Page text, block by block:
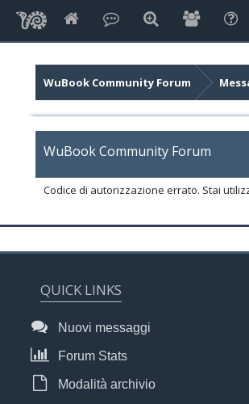
WuBook Community Forum
WuBook Community Forum
Codice di autorizzazione errato. Stai
QUICK LINKS
Nuovi messaggi
Forum Stats
Modalità archivio